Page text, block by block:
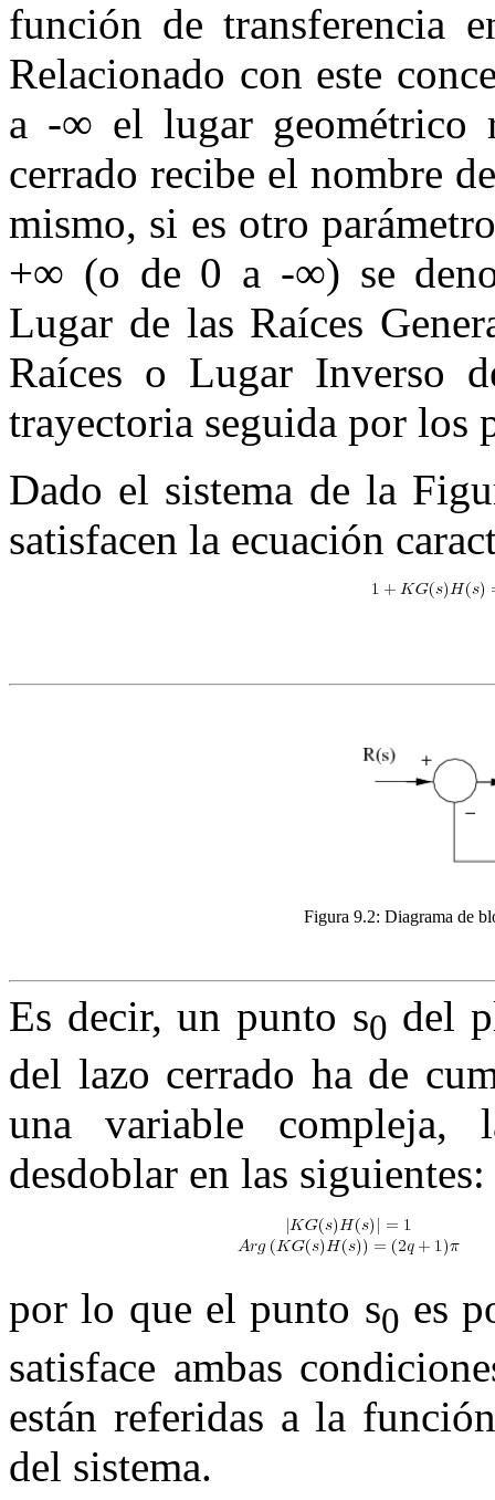
función de transferencia
Relacionado con este
a -∞ el lugar
cerrado recibe el nombre
mismo, si es otro
+∞ (o de 0 a -∞) se
Lugar de las Raíces
Raíces o Lugar Inverso
trayectoria seguida por los
Dado el sistema de la
satisfacen la ecuación
Figura 9.2: Diagrama de
Es decir, un punto s0 del
del lazo cerrado ha de
una variable compleja,
desdoblar en las siguientes:
por lo que el punto s0 es
satisface ambas
están referidas a la
del sistema.